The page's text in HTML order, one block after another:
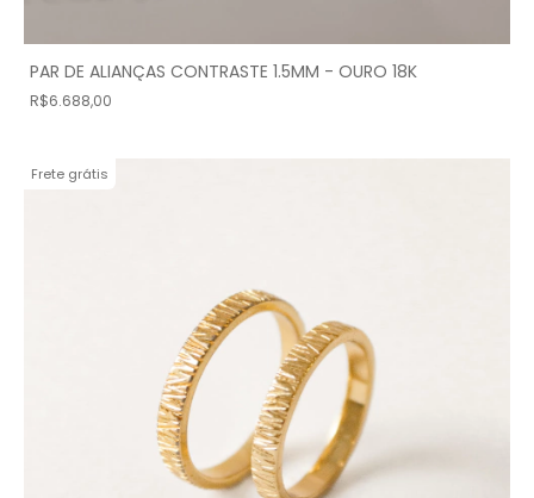
PAR DE ALIANÇAS CONTRASTE 1.5MM - OURO 18K
R$6.688,00
Frete grátis